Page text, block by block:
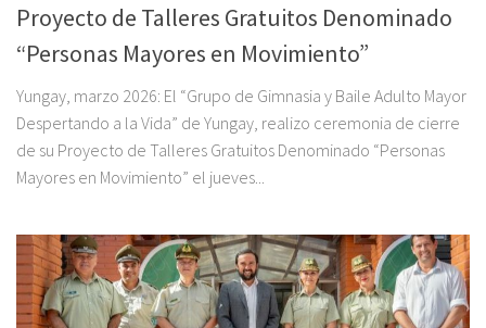
Proyecto de Talleres Gratuitos Denominado
“Personas Mayores en Movimiento”
Yungay, marzo 2026: El “Grupo de Gimnasia y Baile Adulto Mayor
Despertando a la Vida” de Yungay, realizo ceremonia de cierre
de su Proyecto de Talleres Gratuitos Denominado “Personas
Mayores en Movimiento” el jueves...